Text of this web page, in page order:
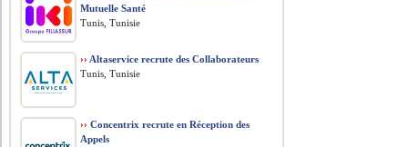
Mutuelle Santé
Tunis, Tunisie
›› Altaservice recrute des Collaborateurs
Tunis, Tunisie
›› Concentrix recrute en Réception des
Appels